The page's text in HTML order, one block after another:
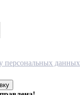
персональных данных